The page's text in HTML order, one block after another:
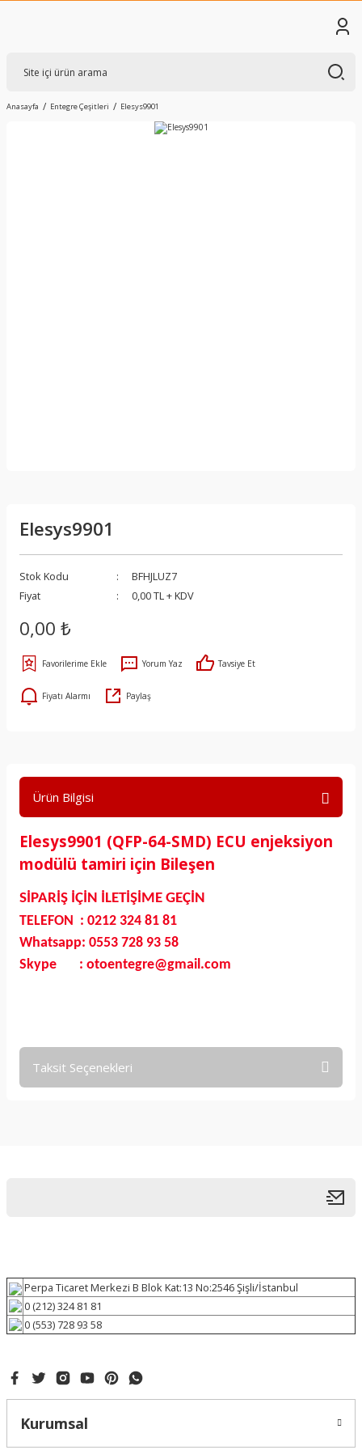
Anasayfa Entegre Çeşitleri Elesys9901
Elesys9901
Stok Kodu
BFHJLUZ7
Fiyat
0,00 TL + KDV
0,00 ₺
Yorum Yaz Tavsiye Et
Fiyatı Alarmı Paylaş
Ürün Bilgisi
Elesys9901 (QFP-64-SMD) ECU enjeksiyon
modülü tamiri için Bileşen
SİPARİŞ İÇİN İLETİŞİME GEÇİN
TELEFON : 0212 324 81 81
Whatsapp: 0553 728 93 58
Skype : otoentegre@gmail.com
Taksit Seçenekleri
Perpa Ticaret Merkezi B Blok Kat:13 No:2546 Şişli/İstanbul
0 (212) 324 81 81
0 (553) 728 93 58
Kurumsal